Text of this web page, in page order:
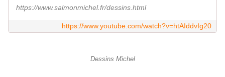
https://www.salmonmichel.fr/dessins.html
https://www.youtube.com/watch?v=htAIddvIg20
Dessins Michel